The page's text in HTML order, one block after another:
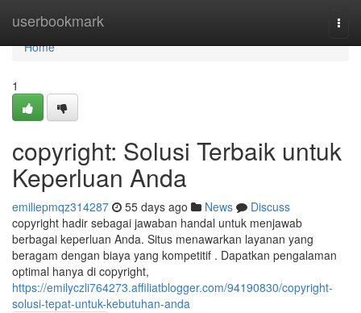
userbookmark
Home
Home
1
copyright: Solusi Terbaik untuk
Keperluan Anda
emiliepmqz314287 55 days ago News
Discuss
copyright hadir sebagai jawaban handal untuk menjawab
berbagai keperluan Anda. Situs menawarkan layanan yang
beragam dengan biaya yang kompetitif . Dapatkan pengalaman
optimal hanya di copyright,
https://emilyczli764273.affiliatblogger.com/94190830/copyright-
solusi-tepat-untuk-kebutuhan-anda